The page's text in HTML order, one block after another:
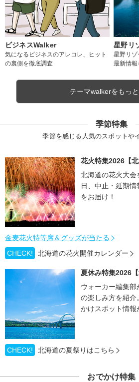
ビジネスWalker
気になるビジネスのアレコレ、ヒット
の裏側を徹底調査
星野リ
星野リ
最新情報
テーマwalkerをもっ
季節特集
季節を感じる人気のスポットや
花火特集2026【北
北海道の花火大
日、中止・延期
をお届け！
金麦花火特等席＆グッズが当たる
CHECK!
北海道の花火開催カレンダー
夏休み特集2026【
ウォーカー編集
の楽しみ方を紹介
かけスポット情報
CHECK! 北海道の夏祭りはこちら
おでかけ特集